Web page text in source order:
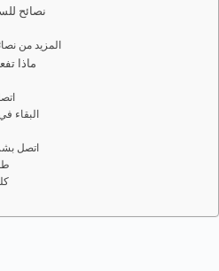
نصائح
المزيد من
ماذا
البقاء
اتصل